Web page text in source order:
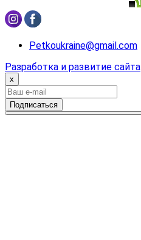
Petkoukraine@gmail.com
Разработка и развитие сайта
x